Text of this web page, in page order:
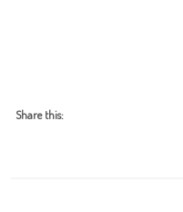
Share this: